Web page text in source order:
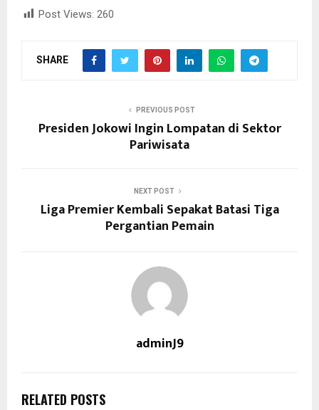
Post Views: 260
SHARE
PREVIOUS POST
Presiden Jokowi Ingin Lompatan di Sektor
Pariwisata
NEXT POST
Liga Premier Kembali Sepakat Batasi Tiga
Pergantian Pemain
adminJ9
RELATED POSTS